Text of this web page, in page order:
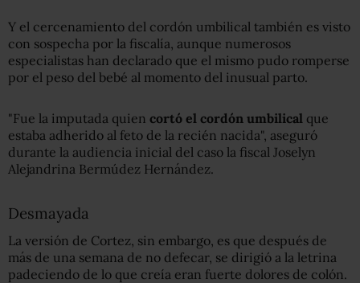
Y el cercenamiento del cordón umbilical también es visto
con sospecha por la fiscalía, aunque numerosos
especialistas han declarado que el mismo pudo romperse
por el peso del bebé al momento del inusual parto.
"Fue la imputada quien cortó el cordón umbilical que
estaba adherido al feto de la recién nacida", aseguró
durante la audiencia inicial del caso la fiscal Joselyn
Alejandrina Bermúdez Hernández.
Desmayada
La versión de Cortez, sin embargo, es que después de
más de una semana de no defecar, se dirigió a la letrina
padeciendo de lo que creía eran fuerte dolores de colón.